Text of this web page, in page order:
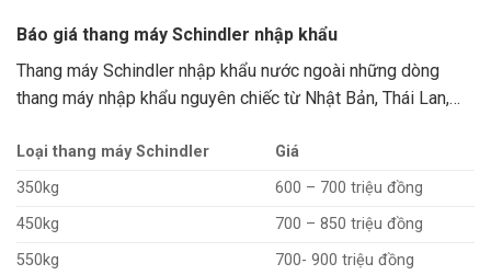
Báo giá thang máy Schindler nhập khẩu
Thang máy Schindler nhập khẩu nước ngoài những dòng
thang máy nhập khẩu nguyên chiếc từ Nhật Bản, Thái Lan,…
Loại thang máy Schindler
Giá
350kg
600 – 700 triệu đồng
450kg
700 – 850 triệu đồng
550kg
700- 900 triệu đồng